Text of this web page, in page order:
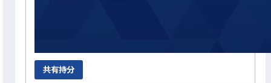
共有持分